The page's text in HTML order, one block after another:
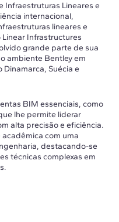
Infraestruturas Lineares e
internacional,
lineares e
Infrastructures
grande parte de sua
ambiente Bentley em
Suécia e
BIM essenciais, como
lhe permite liderar
alta precisão e eficiência.
com uma
destacando-se
técnicas complexas em